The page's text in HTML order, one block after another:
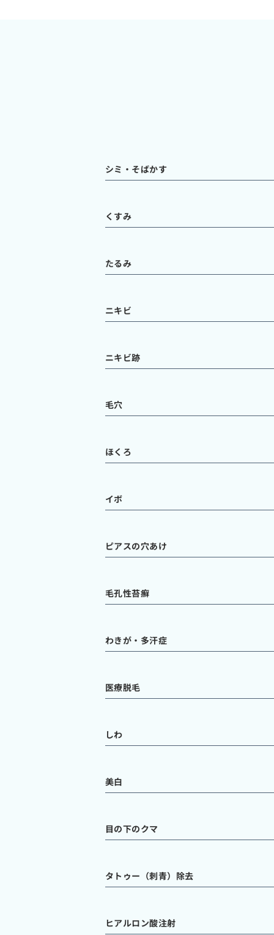
シミ・そばかす
くすみ
たるみ
ニキビ
ニキビ跡
毛穴
ほくろ
イボ
ピアスの穴あけ
毛孔性苔癬
わきが・多汗症
医療脱毛
しわ
美白
目の下のクマ
タトゥー（刺青）除去
ヒアルロン酸注射